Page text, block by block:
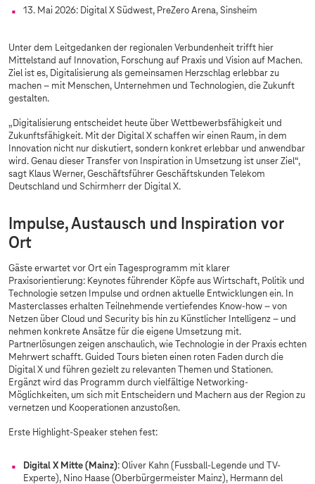
13. Mai 2026: Digital X Südwest, PreZero Arena, Sinsheim
Unter dem Leitgedanken der regionalen Verbundenheit trifft hier
Mittelstand auf Innovation, Forschung auf Praxis und Vision auf Machen.
Ziel ist es, Digitalisierung als gemeinsamen Herzschlag erlebbar zu
machen – mit Menschen, Unternehmen und Technologien, die Zukunft
gestalten.
„Digitalisierung entscheidet heute über Wettbewerbsfähigkeit und
Zukunftsfähigkeit. Mit der Digital X schaffen wir einen Raum, in dem
Innovation nicht nur diskutiert, sondern konkret erlebbar und anwendbar
wird. Genau dieser Transfer von Inspiration in Umsetzung ist unser Ziel“,
sagt Klaus Werner, Geschäftsführer Geschäftskunden Telekom
Deutschland und Schirmherr der Digital X.
Impulse, Austausch und Inspiration vor
Ort
Gäste erwartet vor Ort ein Tagesprogramm mit klarer
Praxisorientierung: Keynotes führender Köpfe aus Wirtschaft, Politik und
Technologie setzen Impulse und ordnen aktuelle Entwicklungen ein. In
Masterclasses erhalten Teilnehmende vertiefendes Know-how – von
Netzen über Cloud und Security bis hin zu Künstlicher Intelligenz – und
nehmen konkrete Ansätze für die eigene Umsetzung mit.
Partnerlösungen zeigen anschaulich, wie Technologie in der Praxis echten
Mehrwert schafft. Guided Tours bieten einen roten Faden durch die
Digital X und führen gezielt zu relevanten Themen und Stationen.
Ergänzt wird das Programm durch vielfältige Networking-
Möglichkeiten, um sich mit Entscheidern und Machern aus der Region zu
vernetzen und Kooperationen anzustoßen.
Erste Highlight-Speaker stehen fest:
Digital X Mitte (Mainz): Oliver Kahn (Fussball-Legende und TV-
Experte), Nino Haase (Oberbürgermeister Mainz), Hermann del